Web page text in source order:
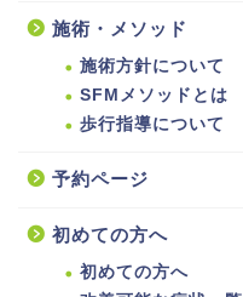
施術・メソッド
施術方針について
SFMメソッドとは
歩行指導について
予約ページ
初めての方へ
初めての方へ